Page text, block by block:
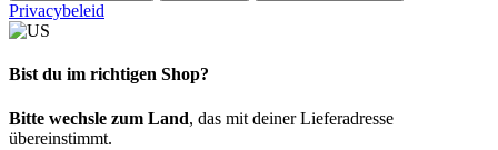
Privacybeleid
Bist du im richtigen Shop?
Bitte wechsle zum Land, das mit deiner Lieferadresse
übereinstimmt.